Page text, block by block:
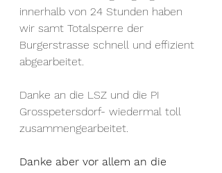
innerhalb von 24 Stunden haben
wir samt Totalsperre der
Burgerstrasse schnell und effizient
abgearbeitet.
Danke an die LSZ und die PI
Grosspetersdorf- wiedermal toll
zusammengearbeitet.
Danke aber vor allem an die